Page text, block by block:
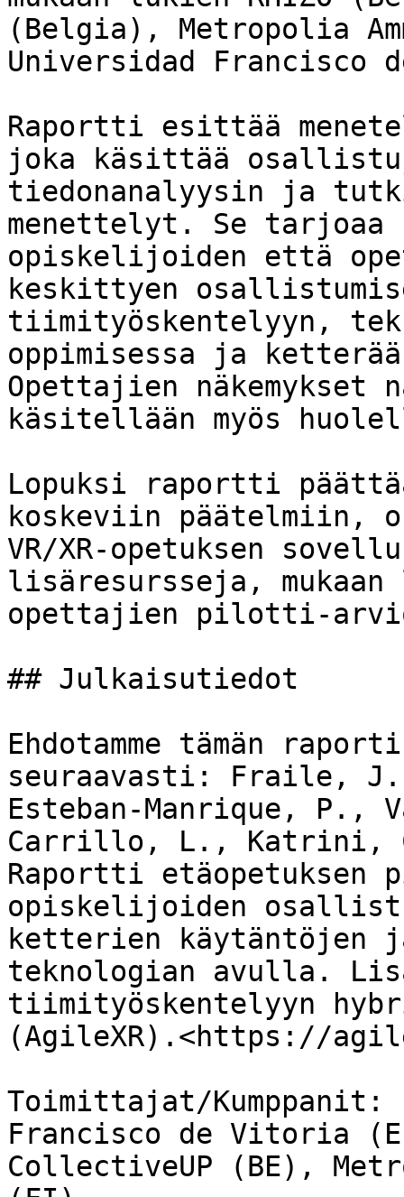
(Belgia), Metropolia
Universidad Francisco
Raportti esittää
joka käsittää
tiedonanalyysin ja
menettelyt. Se tarjoaa
opiskelijoiden että
keskittyen
tiimityöskentelyyn,
oppimisessa ja
Opettajien näkemykset
käsitellään myös
Lopuksi raportti
koskeviin päätelmiin,
VR/XR-opetuksen
lisäresursseja,
opettajien pilotti-
## Julkaisutiedot
Ehdotamme tämän
seuraavasti: Fraile,
Esteban-Manrique, P.,
Carrillo, L., Katrini,
Raportti
opiskelijoiden
ketterien käytäntöjen
teknologian avulla.
tiimityöskentelyyn
(AgileXR).<https://
Toimittajat/Kumppanit:
Francisco de Vitoria
CollectiveUP (BE),